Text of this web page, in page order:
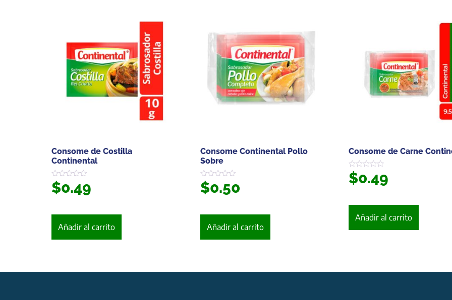
Consome de Costilla
Continental
Valorado
en
$0.49
Añadir al carrito
Consome Continental Pollo
Sobre
Valorado
en
$0.50
Añadir al carrito
Consome de Carne
Valorado
en
$0.49
Añadir al carrito